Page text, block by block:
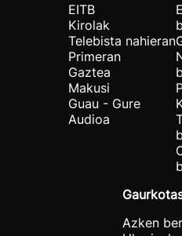
EITB
Kirolak
Telebista nahieran
Primeran
Gaztea
Makusi
Guau - Gure
Audioa
Azken